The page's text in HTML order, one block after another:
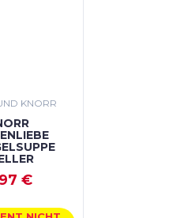
KNORR
€